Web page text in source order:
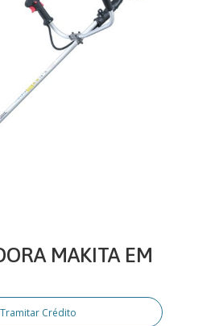
MAKITA EM
Tramitar Crédito